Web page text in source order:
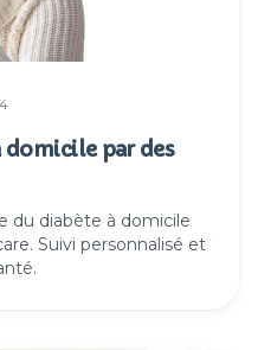
par des
du diabète à domicile
Suivi personnalisé et